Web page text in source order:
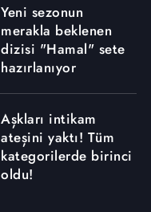
Yeni sezonun
merakla beklenen
dizisi "Hamal" sete
hazırlanıyor
Aşkları intikam
ateşini yaktı! Tüm
kategorilerde birinci
oldu!